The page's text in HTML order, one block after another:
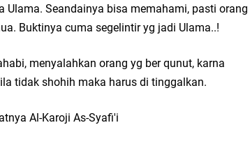
Ulama. Seandainya bisa memahami, pasti orang
Buktinya cuma segelintir yg jadi Ulama..!
menyalahkan orang yg ber qunut, karna
tidak shohih maka harus di tinggalkan.
Al-Karoji As-Syafi'i